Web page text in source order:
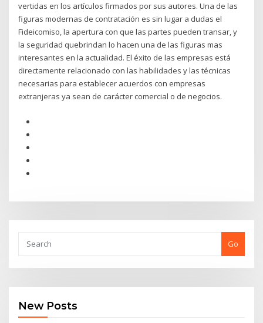
vertidas en los artículos firmados por sus autores. Una de las
figuras modernas de contratación es sin lugar a dudas el
Fideicomiso, la apertura con que las partes pueden transar, y
la seguridad quebrindan lo hacen una de las figuras mas
interesantes en la actualidad. El éxito de las empresas está
directamente relacionado con las habilidades y las técnicas
necesarias para establecer acuerdos con empresas
extranjeras ya sean de carácter comercial o de negocios.
Go
New Posts